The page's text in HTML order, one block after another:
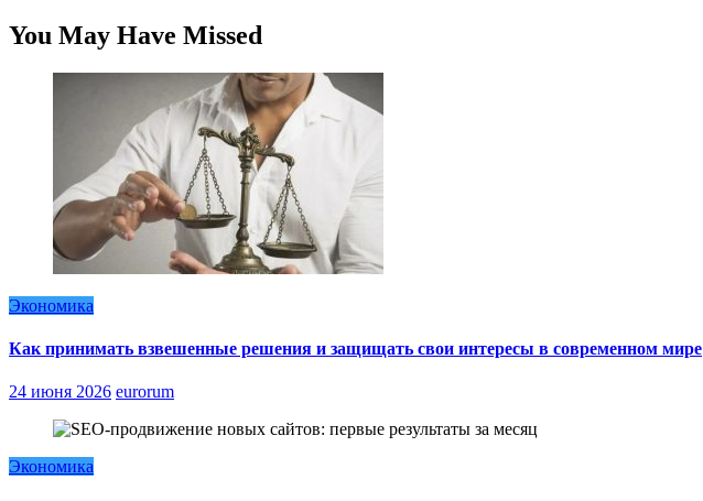
You May Have Missed
Экономика
Как принимать взвешенные решения и защищать свои интересы в современном мире
24 июня 2026 eurorum
Экономика